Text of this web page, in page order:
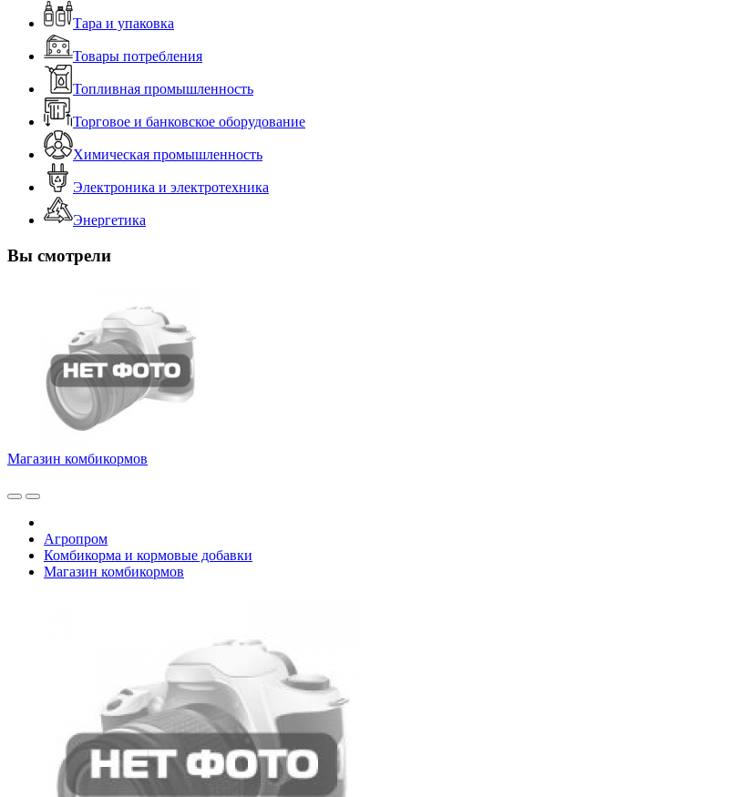
Тара и упаковка
Товары потребления
Топливная промышленность
Торговое и банковское оборудование
Химическая промышленность
Электроника и электротехника
Энергетика
Вы смотрели
Магазин комбикормов
Агропром
Комбикорма и кормовые добавки
Магазин комбикормов